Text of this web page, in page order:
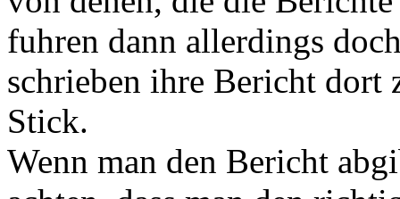
fuhren dann allerdings
schrieben ihre Bericht dort
Stick.
Wenn man den Bericht